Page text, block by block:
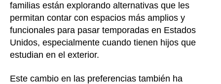
familias están explorando alternativas que les
permitan contar con espacios más amplios y
funcionales para pasar temporadas en Estados
Unidos, especialmente cuando tienen hijos que
estudian en el exterior.
Este cambio en las preferencias también ha